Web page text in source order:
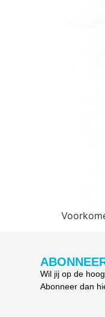
Wil jij op de
Abonneer dan